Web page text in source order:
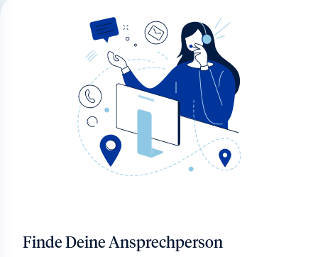
Finde Deine Ansprechperson